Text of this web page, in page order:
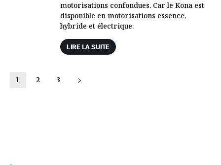
motorisations confondues. Car le Kona est
disponible en motorisations essence,
hybride et électrique.
LIRE LA SUITE
1 2 3